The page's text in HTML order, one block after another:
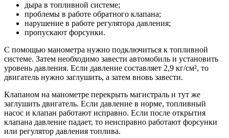
дыра в топливной системе;
проблемы в работе обратного клапана;
нарушение в работе регулятора давления;
пропускают форсунки.
С помощью манометра нужно подключиться к топливной
системе. Затем необходимо завести автомобиль и установить
уровень давления. Если давление составляет 2,9 кг/см², то
двигатель нужно заглушить, а затем вновь завести.
Клапаном на манометре перекрыть магистраль и тут же
заглушить двигатель. Если давление в норме, топливный
насос и клапан работают исправно. Если после открытия
клапана давление падает, то неисправно работают форсунки
или регулятор давления топлива.